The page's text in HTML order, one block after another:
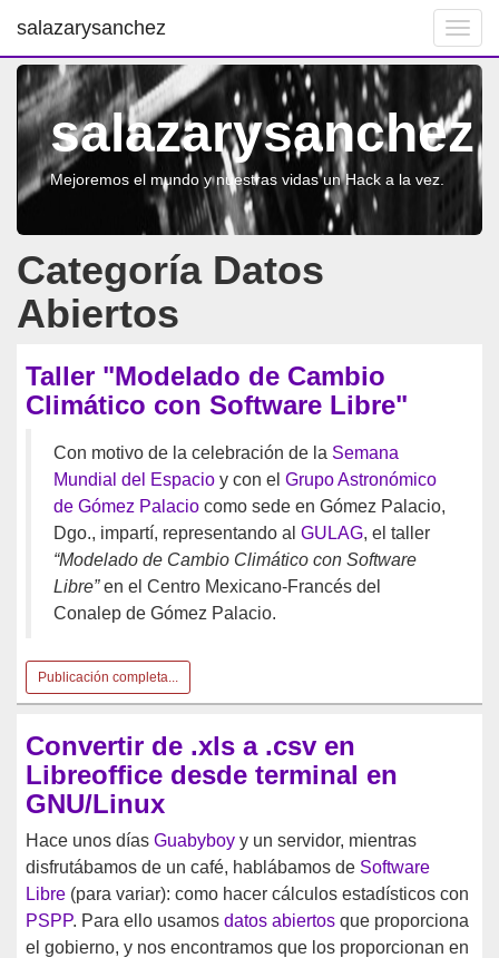
salazarysanchez
salazarysanchez
Mejoremos el mundo y nuestras vidas un Hack a la vez.
Categoría Datos
Abiertos
Taller "Modelado de Cambio
Climático con Software Libre"
Con motivo de la celebración de la Semana
Mundial del Espacio y con el Grupo Astronómico
de Gómez Palacio como sede en Gómez Palacio,
Dgo., impartí, representando al GULAG, el taller
“Modelado de Cambio Climático con Software
Libre”en el Centro Mexicano-Francés del
Conalep de Gómez Palacio.
Publicación completa...
Convertir de .xls a .csv en
Libreoffice desde terminal en
GNU/Linux
Hace unos días Guabyboy y un servidor, mientras
disfrutábamos de un café, hablábamos de Software
Libre (para variar): como hacer cálculos estadísticos con
PSPP. Para ello usamos datos abiertos que proporciona
el gobierno, y nos encontramos que los proporcionan en